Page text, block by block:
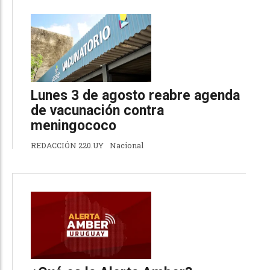
Lunes 3 de agosto reabre agenda
de vacunación contra
meningococo
REDACCIÓN 220.UY Nacional